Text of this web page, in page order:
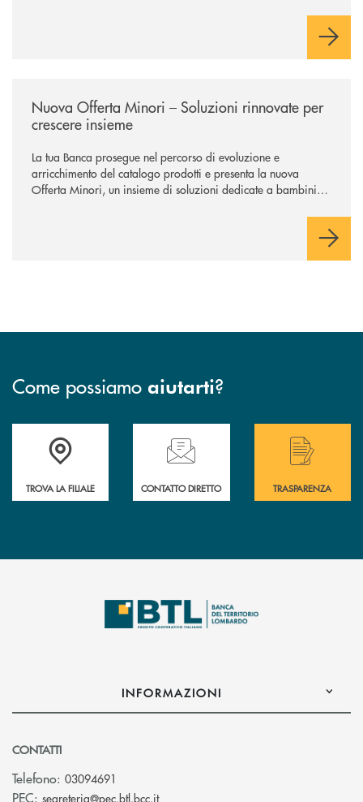
Nuova Offerta Minori – Soluzioni rinnovate per
crescere insieme
La tua Banca prosegue nel percorso di evoluzione e
arricchimento del catalogo prodotti e presenta la nuova
Offerta Minori, un insieme di soluzioni dedicate a bambini e
sviluppo di una relazione consapevole con il denaro, sempre
Come possiamo aiutarti?
Accedi all' elenco completo delle filiali .
TROVA LA FILIALE
Hai bisogno di assistenza immediata?
CONTATTO DIRETTO
Hai bisogno di
TRASPARENZA
INFORMAZIONI
CONTATTI
Telefono: 03094691
PEC: segreteria@pec.btl.bcc.it(si apre l’app di posta elettronica)